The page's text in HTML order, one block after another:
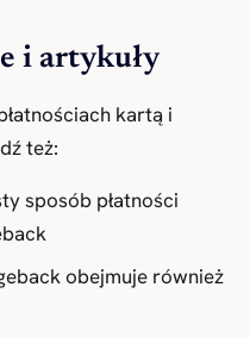
i artykuły
kartą i
też:
sposób płatności
obejmuje również